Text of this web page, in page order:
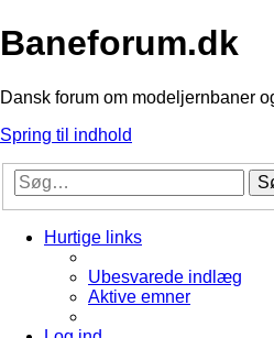
Baneforum.dk
Dansk forum om modeljernbaner
Spring til indhold
Hurtige links
Ubesvarede indlæg
Aktive emner